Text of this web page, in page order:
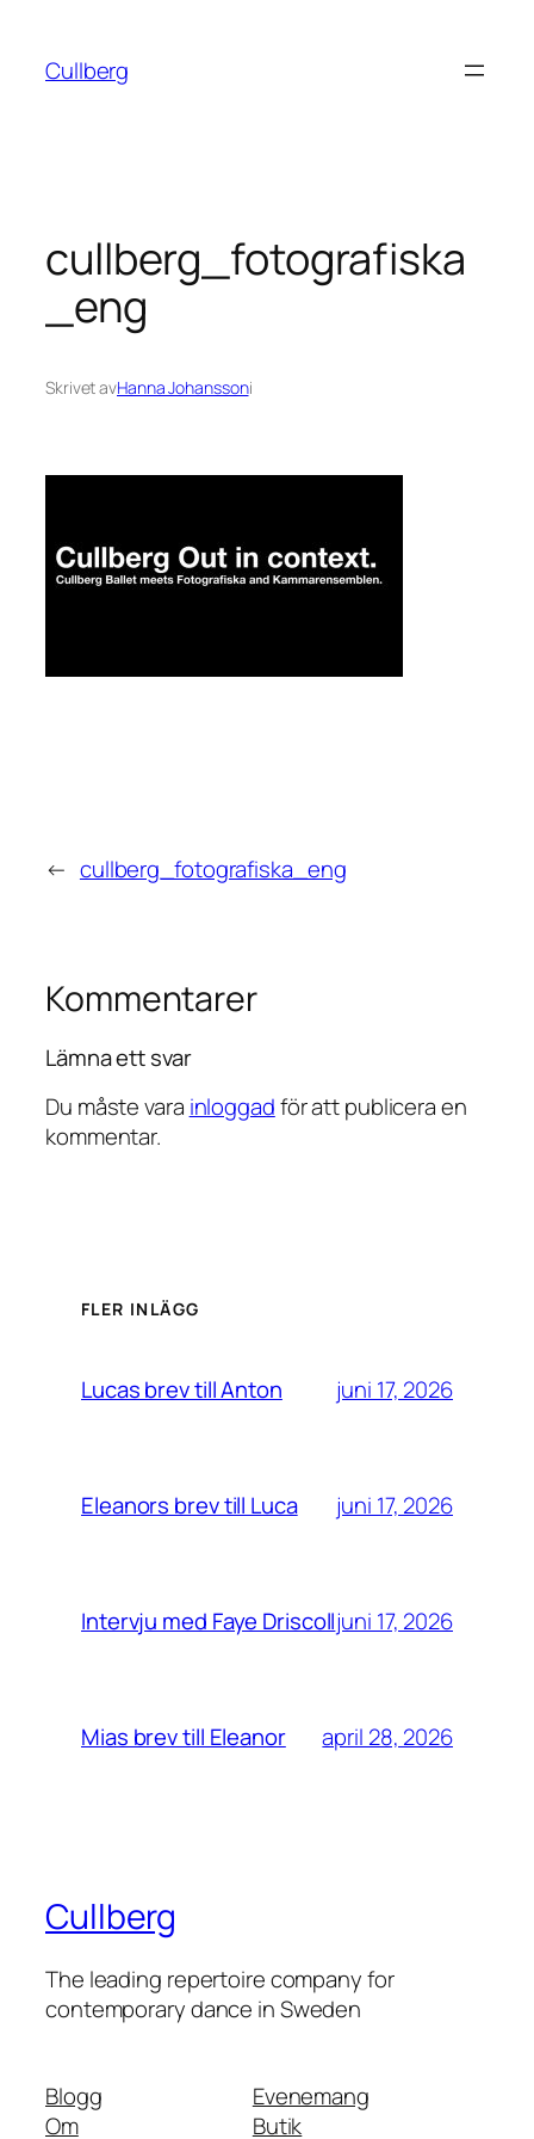
innehåll
Cullberg
cullberg_fotografiska
_eng
Skrivet avHanna Johanssoni
← cullberg_fotografiska_eng
Kommentarer
Lämna ett svar
Du måste vara inloggadför att publicera en
kommentar.
FLER INLÄGG
Lucas brev till Anton juni 17, 2026
Eleanors brev till Luca juni 17, 2026
Intervju med Faye Driscolljuni 17, 2026
Mias brev till Eleanor april 28, 2026
Cullberg
The leading repertoire company for
contemporary dance in Sweden
Blogg
Om
Evenemang
Butik